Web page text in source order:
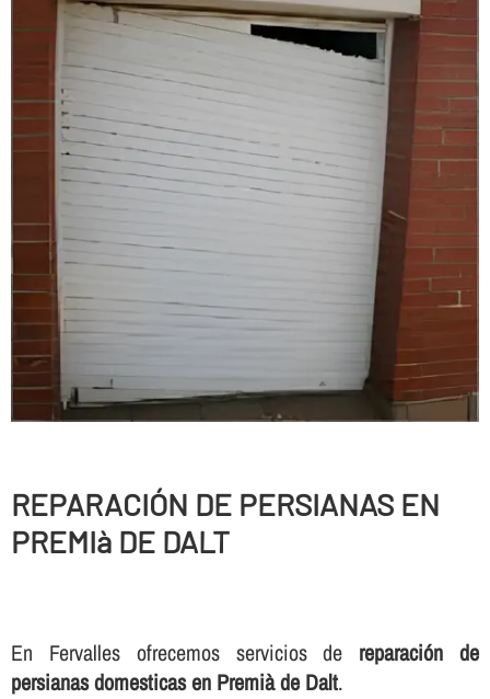
REPARACIÓN DE PERSIANAS EN
PREMIà DE DALT
En Fervalles ofrecemos servicios de reparación de
persianas domesticas en Premià de Dalt.